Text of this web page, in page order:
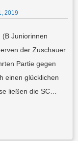
2019
Juniorinnen
der Zuschauer.
Partie gegen
einen glücklichen
ließen die SC…